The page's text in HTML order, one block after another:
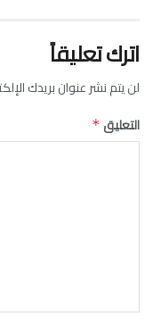
اترك تعليقاً
لن يتم نشر عنوان بريدك
التعليق *